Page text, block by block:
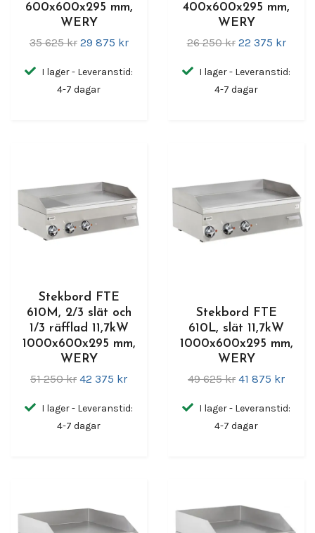
600x600x295 mm,
WERY
35 625 kr 29 875 kr
I lager - Leveranstid:
4-7 dagar
400x600x295 mm,
WERY
26 250 kr 22 375 kr
I lager - Leveranstid:
4-7 dagar
Stekbord FTE
610M, 2/3 slät och
1/3 räfflad 11,7kW
1000x600x295 mm,
WERY
51 250 kr 42 375 kr
I lager - Leveranstid:
4-7 dagar
Stekbord FTE
610L, slät 11,7kW
1000x600x295 mm,
WERY
49 625 kr 41 875 kr
I lager - Leveranstid:
4-7 dagar